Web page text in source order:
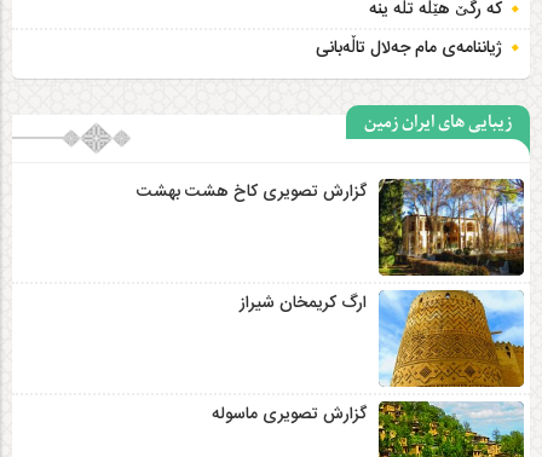
که رگێ هێڵه تڵه ینه
ژیاننامەی مام جەلال تاڵەبانی
زیبایی های ایران زمین
گزارش تصویری کاخ هشت‌ بهشت
ارگ کریمخان شیراز
گزارش تصویری ماسوله